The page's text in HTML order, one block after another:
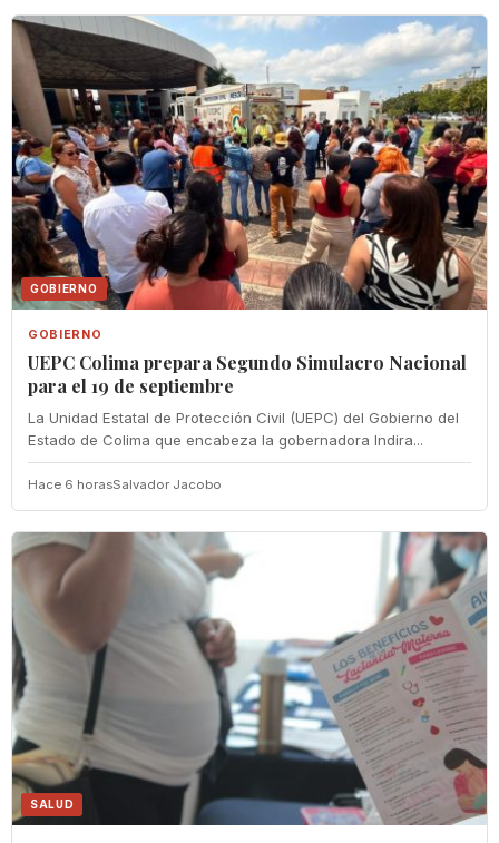
GOBIERNO
GOBIERNO
UEPC Colima prepara Segundo Simulacro Nacional
para el 19 de septiembre
La Unidad Estatal de Protección Civil (UEPC) del Gobierno del
Estado de Colima que encabeza la gobernadora Indira...
Hace 6 horasSalvador Jacobo
SALUD